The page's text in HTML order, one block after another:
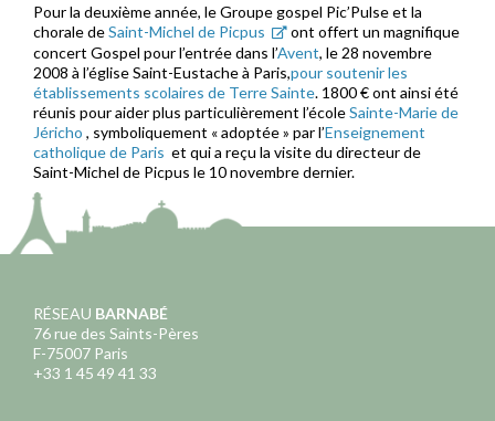
Pour la deuxième année, le Groupe gospel Pic’Pulse et la
chorale deSaint-Michel de Picpus
ont offert un magnifique
concert Gospel pour l’entrée dans l’Avent, le 28 novembre
2008 à l’église Saint-Eustache à Paris,pour soutenir les
établissements scolaires de Terre Sainte. 1800 € ont ainsi été
réunis pour aider plus particulièrement l’écoleSainte-Marie de
Jéricho , symboliquement « adoptée » par l’Enseignement
catholique de Paris et qui a reçu la visite du directeur de
Saint-Michel de Picpus le 10 novembre dernier.
RÉSEAU BARNABÉ
76 rue des Saints-Pères
F-75007 Paris
+33 1 45 49 41 33